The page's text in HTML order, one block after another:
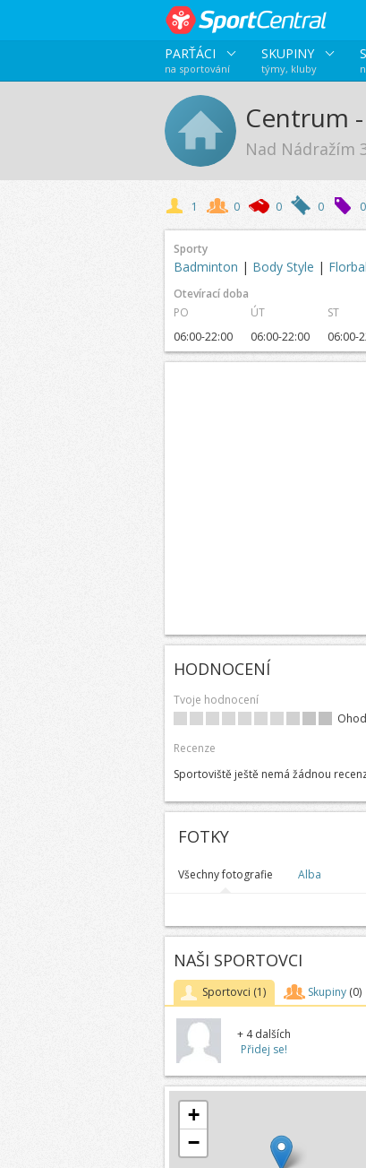
PARŤÁCI
na sportování
SKUPINY
týmy, kluby
Centrum -
Nad Nádražím
1 0 0 0 0
Sporty
Badminton | Body Style | Florbal
Otevírací doba
PO
ÚT ST
06:00-22:00
06:00-22:00 06:00-
HODNOCENÍ
Tvoje hodnocení
Recenze
Sportoviště ještě nemá žádnou
FOTKY
Všechny fotografie Alba
NAŠI SPORTOVCI
Sportovci (1) Skupiny (0)
+ 4 dalších
Přidej se!
+
−